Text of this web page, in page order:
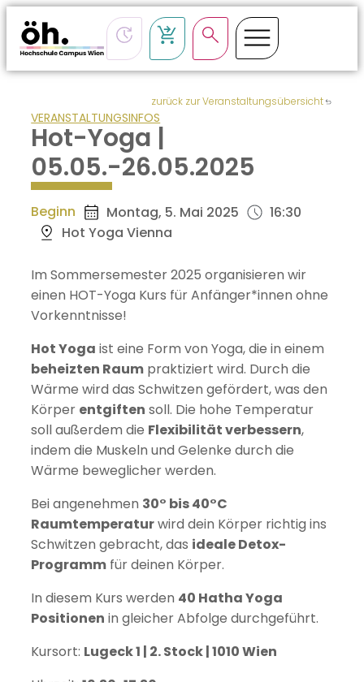
zurück zur Veranstaltungsübersicht
VERANSTALTUNGSINFOS
Hot-Yoga |
05.05.-26.05.2025
Beginn Montag, 5. Mai 2025
16:30
Hot Yoga Vienna
Im Sommersemester 2025 organisieren wir
einen HOT-Yoga Kurs für Anfänger*innen ohne
Vorkenntnisse!
Hot Yoga ist eine Form von Yoga, die in einem
beheizten Raum praktiziert wird. Durch die
Wärme wird das Schwitzen gefördert, was den
Körper entgiften soll. Die hohe Temperatur
soll außerdem die Flexibilität verbessern,
indem die Muskeln und Gelenke durch die
Wärme beweglicher werden.
Bei angenehmen 30° bis 40°C
Raumtemperaturwird dein Körper richtig ins
Schwitzen gebracht, das ideale Detox-
Programm für deinen Körper.
In diesem Kurs werden 40 Hatha Yoga
Positionen in gleicher Abfolge durchgeführt.
Kursort: Lugeck 1 | 2. Stock | 1010 Wien